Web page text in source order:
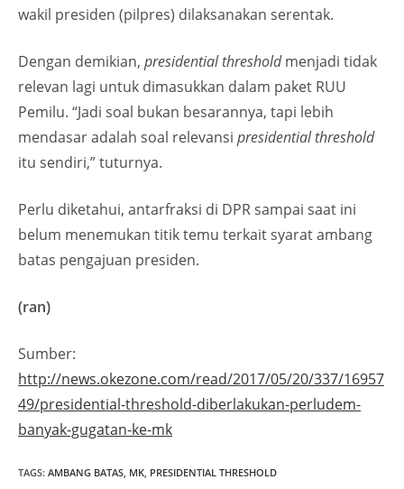
wakil presiden (pilpres) dilaksanakan serentak.
Dengan demikian, presidential thresholdmenjadi tidak
relevan lagi untuk dimasukkan dalam paket RUU
Pemilu. “Jadi soal bukan besarannya, tapi lebih
mendasar adalah soal relevansi presidential threshold
itu sendiri,” tuturnya.
Perlu diketahui, antarfraksi di DPR sampai saat ini
belum menemukan titik temu terkait syarat ambang
batas pengajuan presiden.
(ran)
Sumber:
http://news.okezone.com/read/2017/05/20/337/16957
49/presidential-threshold-diberlakukan-perludem-
banyak-gugatan-ke-mk
TAGS: AMBANG BATAS, MK, PRESIDENTIAL THRESHOLD